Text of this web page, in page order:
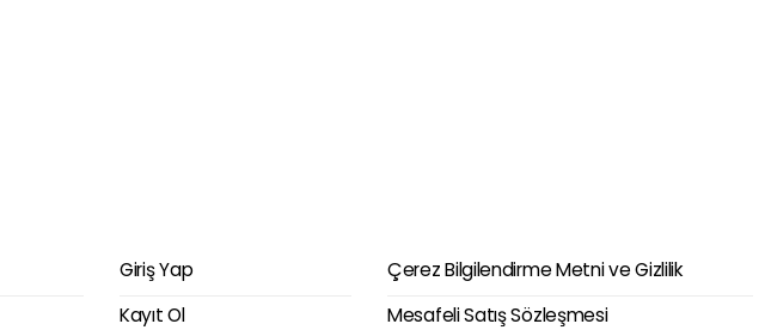
Giriş Yap
Kayıt Ol
Çerez Bilgilendirme Metni ve Gizlilik
Mesafeli Satış Sözleşmesi